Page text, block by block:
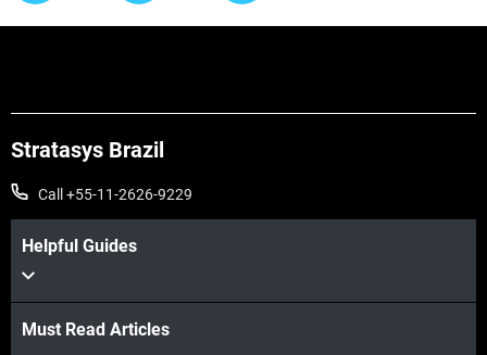
Stratasys Brazil
Call +55-11-2626-9229
Helpful Guides
Must Read Articles